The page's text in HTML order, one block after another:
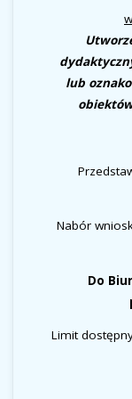
lub
Nabór
Do
Limit